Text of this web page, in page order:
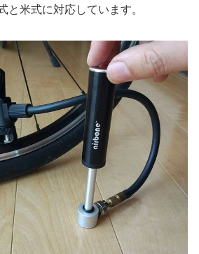
米式に対応しています。